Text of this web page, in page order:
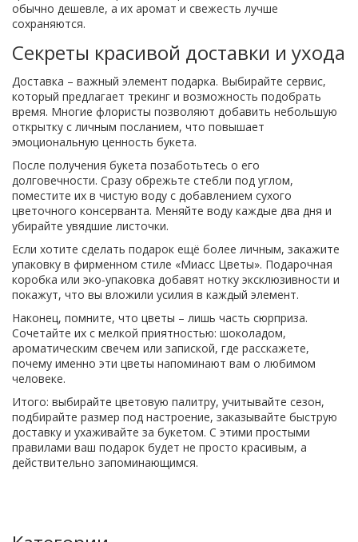
обычно дешевле, а их аромат и свежесть лучше
сохраняются.
Секреты красивой доставки и ухода
Доставка – важный элемент подарка. Выбирайте сервис,
который предлагает трекинг и возможность подобрать
время. Многие флористы позволяют добавить небольшую
открытку с личным посланием, что повышает
эмоциональную ценность букета.
После получения букета позаботьтесь о его
долговечности. Сразу обрежьте стебли под углом,
поместите их в чистую воду с добавлением сухого
цветочного консерванта. Меняйте воду каждые два дня и
убирайте увядшие листочки.
Если хотите сделать подарок ещё более личным, закажите
упаковку в фирменном стиле «Миасс Цветы». Подарочная
коробка или эко‑упаковка добавят нотку эксклюзивности и
покажут, что вы вложили усилия в каждый элемент.
Наконец, помните, что цветы – лишь часть сюрприза.
Сочетайте их с мелкой приятностью: шоколадом,
ароматическим свечем или запиской, где расскажете,
почему именно эти цветы напоминают вам о любимом
человеке.
Итого: выбирайте цветовую палитру, учитывайте сезон,
подбирайте размер под настроение, заказывайте быструю
доставку и ухаживайте за букетом. С этими простыми
правилами ваш подарок будет не просто красивым, а
действительно запоминающимся.